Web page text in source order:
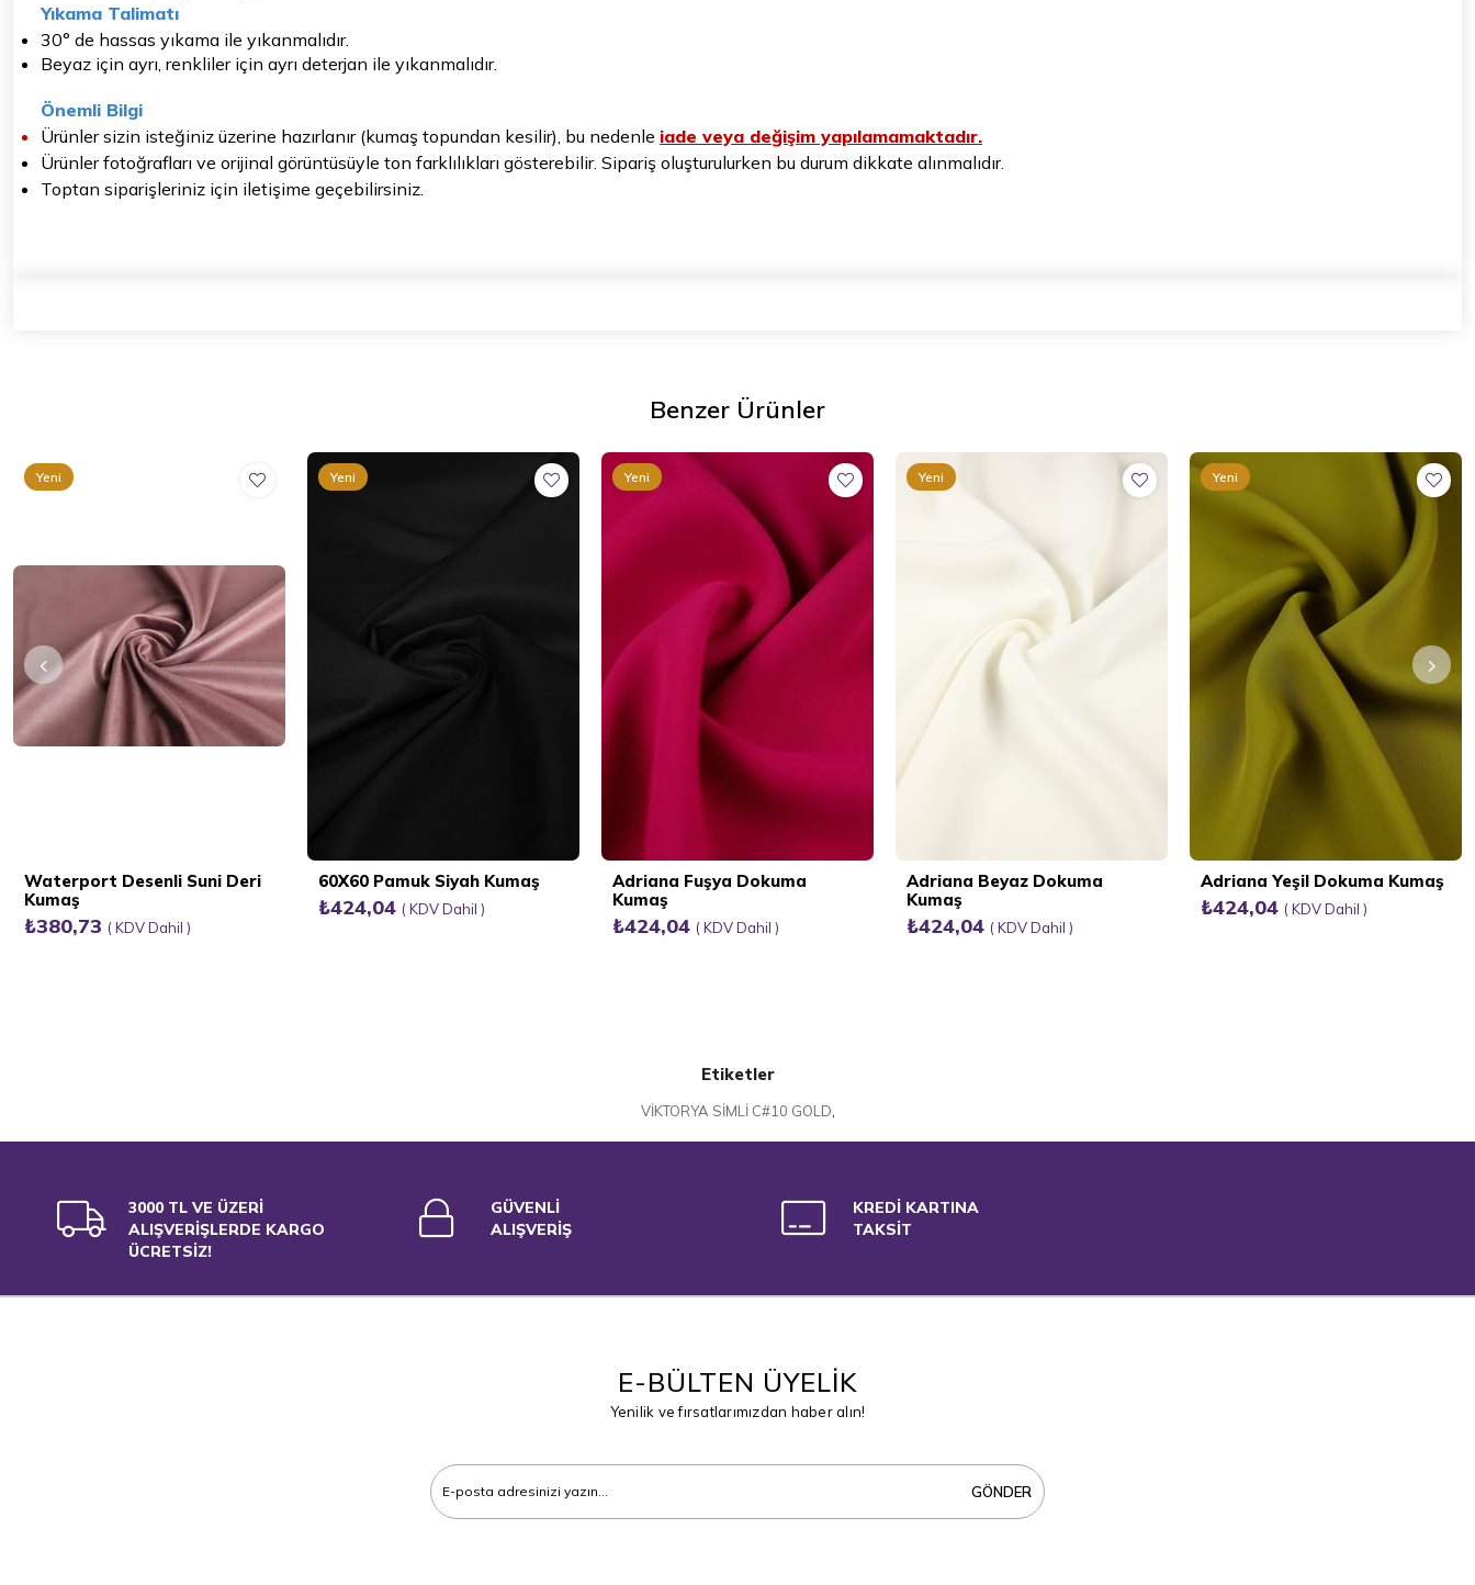
Yıkama Talimatı
30° de hassas yıkama ile yıkanmalıdır.
Beyaz için ayrı, renkliler için ayrı deterjan ile yıkanmalıdır.
Önemli Bilgi
Ürünler sizin isteğiniz üzerine hazırlanır (kumaş topundan kesilir), bu nedenle iade veya değişim yapılamamaktadır.
Ürünler fotoğrafları ve orijinal görüntüsüyle ton farklılıkları gösterebilir. Sipariş oluşturulurken bu durum dikkate alınmalıdır.
Toptan siparişleriniz için iletişime geçebilirsiniz.
Benzer Ürünler
Waterport Desenli Suni Deri
Kumaş
₺380,73 KDV Dahil
Yeni
60X60 Pamuk Siyah Kumaş
₺424,04 KDV Dahil
Yeni
Adriana Fuşya Dokuma
Kumaş
₺424,04 KDV Dahil
Yeni
Adriana Beyaz Dokuma
Kumaş
₺424,04 KDV Dahil
Yeni
Adriana Yeşil Dokuma Kumaş
₺424,04 KDV Dahil
Yeni
Etiketler
VİKTORYA SİMLİ C#10 GOLD
3000 TL VE ÜZERİ
ALIŞVERİŞLERDE KARGO
ÜCRETSİZ!
GÜVENLİ
ALIŞVERİŞ
KREDİ KARTINA
TAKSİT
E-BÜLTEN ÜYELİK
Yenilik ve fırsatlarımızdan haber alın!
GÖNDER